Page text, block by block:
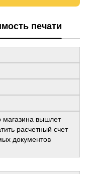
печати
вышлет
расчетный счет
документов